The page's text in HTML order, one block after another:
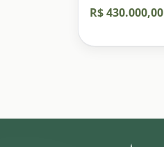
R$ 430.000,00